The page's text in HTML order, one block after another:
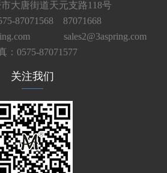
大唐街道天元支路118号
87071568 87071668
sales2@3aspring.com
：0575-87071577
关注我们